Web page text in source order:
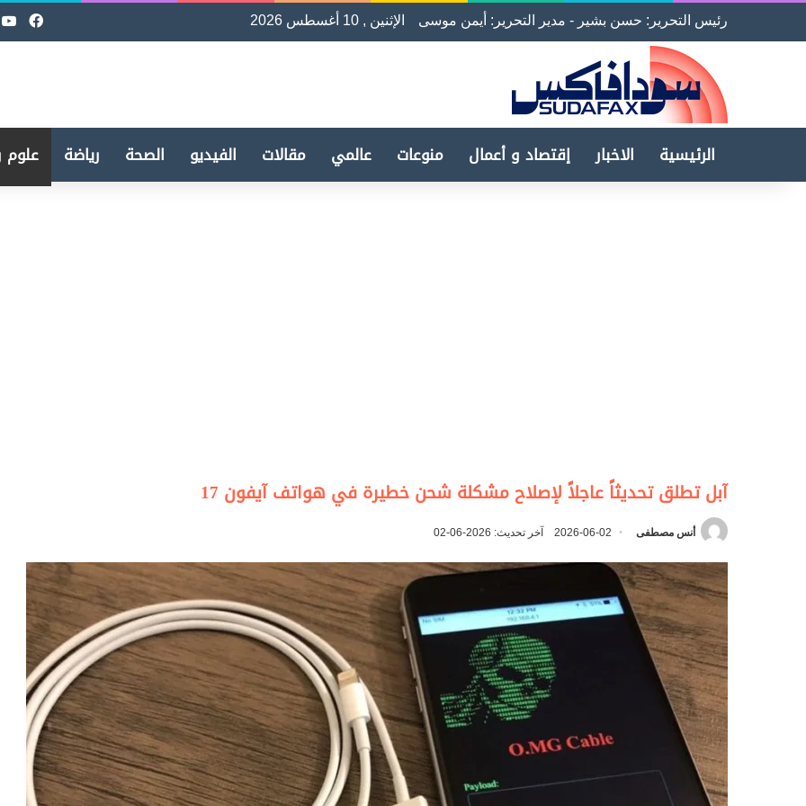
رئيس التحرير: حسن بشير - مدير التحرير: أيمن موسى الإثنين , 10 أغسطس 2026
الرئيسية الاخبار إقتصاد و أعمال منوعات عالمي مقالات الفيديو الصحة رياضة علوم
آبل تطلق تحديثاً عاجلاً لإصلاح مشكلة شحن خطيرة في هواتف آيفون 17
أنس مصطفى 2026-06-02 آخر تحديث: 2026-06-02